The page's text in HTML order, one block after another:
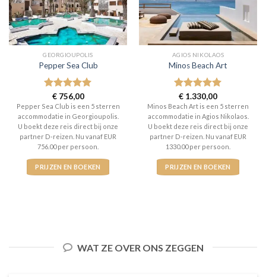
GEORGIOUPOLIS
Pepper Sea Club
Gewaardeerd
5uit 5
€756,00
Pepper Sea Club is een 5 sterren
accommodatie in Georgioupolis.
U boekt deze reis direct bij onze
partner D-reizen. Nu vanaf EUR
756.00 per persoon.
PRIJZEN EN BOEKEN
AGIOS NIKOLAOS
Minos Beach Art
Gewaardeerd
5uit 5
€ 1.330,00
Minos Beach Art is een 5 sterren
accommodatie in Agios Nikolaos.
U boekt deze reis direct bij onze
partner D-reizen. Nu vanaf EUR
1330.00 per persoon.
PRIJZEN EN BOEKEN
WAT ZE OVER ONS ZEGGEN